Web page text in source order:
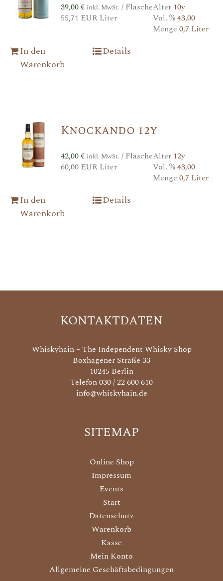
39,00€ inkl. MwSt./ Flasche
55,71 EUR Liter
Alter 10y
Vol. %43,00
Menge 0,7 Liter
In den
Warenkorb
Details
Knockando 12y
42,00€ inkl. MwSt./ Flasche
60,00 EUR Liter
Alter 12y
Vol. %43,00
Menge 0,7 Liter
In den
Warenkorb
Details
KONTAKTDATEN
Whiskyhain – The Independent Whisky Shop
Boxhagener Straße 33
10245 Berlin
Telefon 030 / 22 600 610
info@whiskyhain.de
SITEMAP
Online Shop
Impressum
Events
Start
Datenschutz
Warenkorb
Kasse
Mein Konto
Allgemeine Geschäftsbedingungen